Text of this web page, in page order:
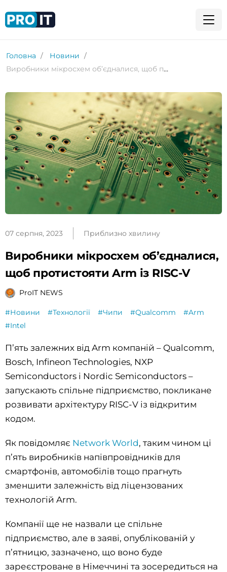
Головна
Новини
Виробники мікросхем об’єдналися, щоб протистояти Arm із RISC-V
07 серпня, 2023 Приблизно хвилину
Виробники мікросхем об’єдналися,
щоб протистояти Arm із RISC-V
ProIT NEWS
#Новини #Технології #Чипи #Qualcomm
#Arm
#Intel
П’ять залежних від Arm компаній – Qualcomm,
Bosch, Infineon Technologies, NXP
Semiconductors і Nordic Semiconductors –
запускають спільне підприємство, покликане
розвивати архітектуру RISC-V із відкритим
кодом.
Як повідомляє Network World, таким чином ці
п’ять виробників напівпровідників для
смартфонів, автомобілів тощо прагнуть
зменшити залежність від ліцензованих
технологій Arm.
Компанії ще не назвали це спільне
підприємство, але в заяві, опублікованій у
п’ятницю, зазначено, що воно буде
зареєстроване в Німеччині та зосередиться на